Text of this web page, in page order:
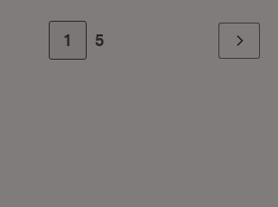
Zur Seite
1 Zur letzten Seite
5 Weiter